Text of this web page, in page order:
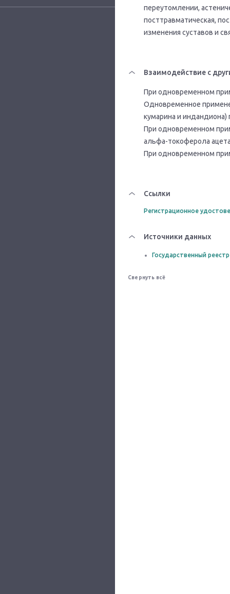
переутомлении,
посттравматическая,
изменения суставов и
Взаимодействие с
При одновременном
Одновременное
кумарина и
При одновременном
альфа-токоферола
При одновременном
Ссылки
Регистрационное
Источники данных
Государственный
Свернуть всё